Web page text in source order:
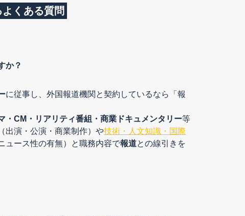
くある質問
か？
に従事し、外国報道機関と契約しているなら「報
・CM・リアリティ番組・商業ドキュメンタリー等
（出演・公演・商業制作）や技術・人文知識・国際
ュース性の有無）と職務内容で報道との線引きを